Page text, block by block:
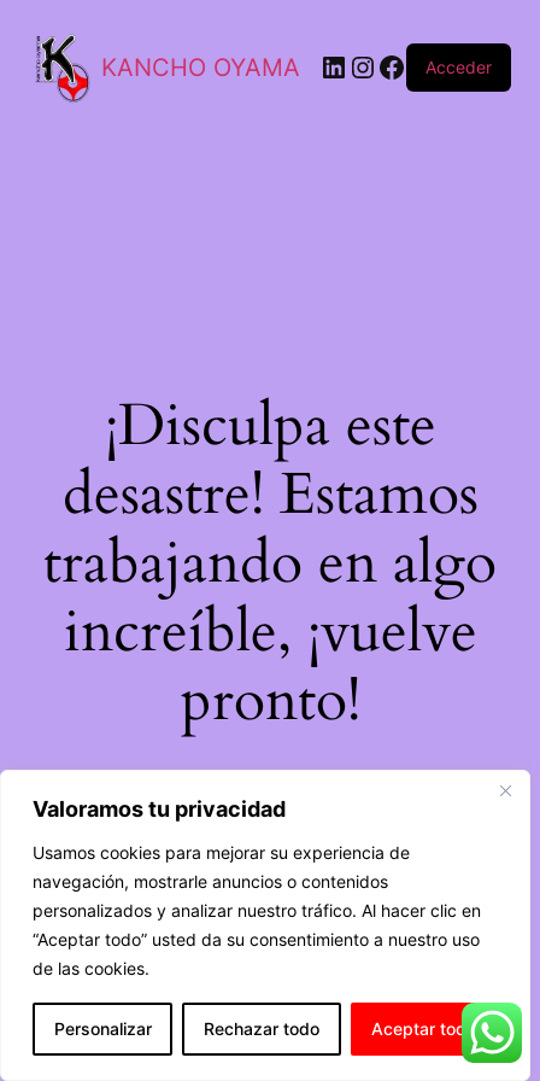
Valoramos tu privacidad
Usamos cookies para mejorar su experiencia de
navegación, mostrarle anuncios o contenidos
personalizados y analizar nuestro tráfico. Al hacer clic en
“Aceptar todo” usted da su consentimiento a nuestro uso
de las cookies.
Personalizar Rechazar todo Aceptar todo
KANCHO OYAMA Acceder
¡Disculpa este
desastre! Estamos
trabajando en algo
increíble, ¡vuelve
pronto!